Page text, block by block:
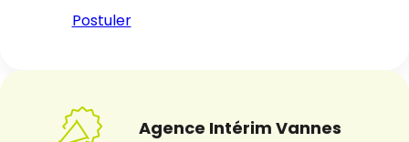
Postuler
Agence Intérim Vannes